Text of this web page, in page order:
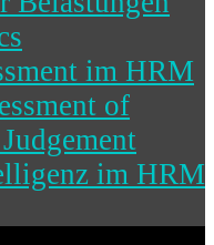
im HRM
of
im HRM